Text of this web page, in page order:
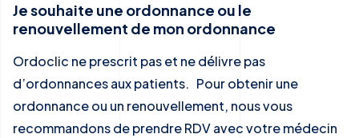
Je souhaite une ordonnance ou le
renouvellement de mon ordonnance
Ordoclic ne prescrit pas et ne délivre pas
d’ordonnances aux patients. Pour obtenir une
ordonnance ou un renouvellement, nous vous
recommandons de prendre RDV avec votre médecin